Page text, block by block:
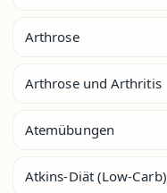
Arthrose
Arthrose und Arthritis
Atemübungen
Atkins-Diät (Low-Carb)